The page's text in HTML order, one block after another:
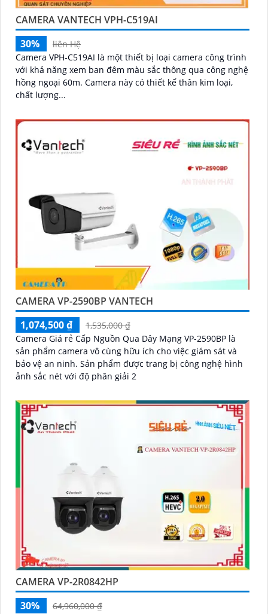
CAMERA VANTECH VPH-C519AI
30%
liên Hệ
Camera VPH-C519AI là một thiết bị loại camera công trình
với khả năng xem ban đêm màu sắc thông qua công nghệ
hồng ngoại 60m. Camera này có thiết kế thân kim loại,
chất lượng...
CAMERA VP-2590BP VANTECH
1,074,500 ₫
1,535,000 ₫
Camera Giá rẻ Cấp Nguồn Qua Dây Mạng VP-2590BP là
sản phẩm camera vô cùng hữu ích cho việc giám sát và
bảo vệ an ninh. Sản phẩm được trang bị công nghệ hình
ảnh sắc nét với độ phân giải 2
CAMERA VP-2R0842HP
30%
64,960,000 ₫